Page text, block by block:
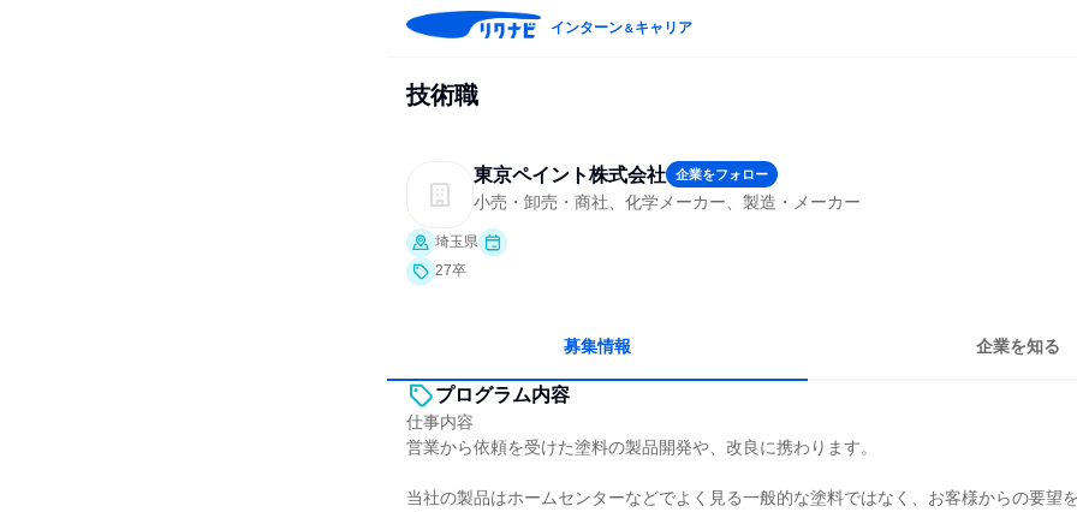
インターン＆キャリア
技術職
東京ペイント株式会社 企業をフォロー
小売・卸売・商社、化学メーカー、製造・メーカー
埼玉県
27卒
募集情報 企業を知る
プログラム内容
仕事内容
営業から依頼を受けた塗料の製品開発や、改良に携わります。
当社の製品はホームセンターなどでよく見る一般的な塗料ではなく、お客様からの要望